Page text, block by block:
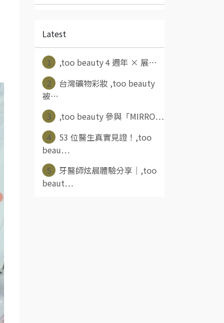
Latest
1
,too beauty 4 週年 × 展⋯
2
台灣礦物彩妝 ,too beauty
被⋯
3
,too beauty 參與「MIRRO⋯
4
53 位醫生真實見證！,too
beau⋯
5
牙醫師炫晨體驗分享｜,too
beaut⋯